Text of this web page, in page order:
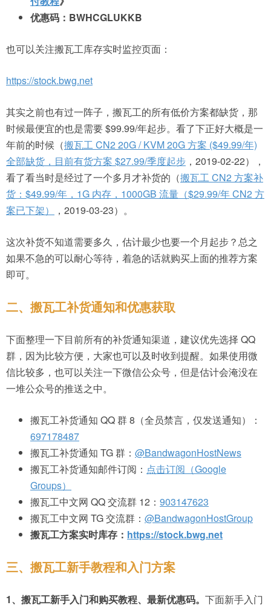
优惠码：BWHCGLUKKB
也可以关注搬瓦工库存实时监控页面：
https://stock.bwg.net
其实之前也有过一阵子，搬瓦工的所有低价方案都缺货，那
时候最便宜的也是需要 $99.99/年起步。看了下正好大概是一
年前的时候（搬瓦工 CN2 20G / KVM 20G 方案 ($49.99/年)
全部缺货，目前有货方案 $27.99/季度起步 ，2019-02-22），
看了看当时是经过了一个多月才补货的（搬瓦工 CN2 方案补
货：$49.99/年，1G 内存，1000GB 流量（$29.99/年 CN2 方
案已下架）
，2019-03-23）。
这次补货不知道需要多久，估计最少也要一个月起步？总之
如果不急的可以耐心等待，着急的话就购买上面的推荐方案
即可。
二、搬瓦工补货通知和优惠获取
下面整理一下目前所有的补货通知渠道，建议优先选择 QQ
群，因为比较方便，大家也可以及时收到提醒。如果使用微
信比较多，也可以关注一下微信公众号，但是估计会淹没在
一堆公众号的推送之中。
搬瓦工补货通知 QQ 群 8（全员禁言，仅发送通知）：
697178487
搬瓦工补货通知 TG 群： @BandwagonHostNews
搬瓦工补货通知邮件订阅： 点击订阅（Google
Groups）
搬瓦工中文网 QQ 交流群 12： 903147623
搬瓦工中文网 TG 交流群： @BandwagonHostGroup
搬瓦工方案实时库存： https://stock.bwg.net
三、搬瓦工新手教程和入门方案
1、搬瓦工新手入门和购买教程、最新优惠码。 下面新手入门